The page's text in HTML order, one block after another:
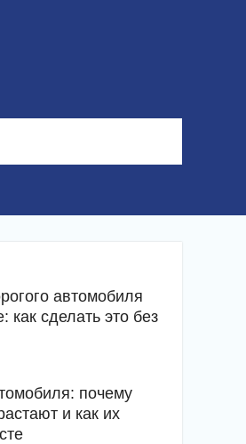
автомобиля
как сделать это без
почему
и как их